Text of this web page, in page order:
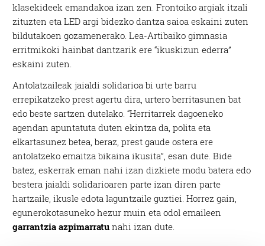
klasekideek emandakoa izan zen. Frontoiko argiak itzali
zituzten eta LED argi bidezko dantza saioa eskaini zuten
bildutakoen gozamenerako. Lea-Artibaiko gimnasia
erritmikoki hainbat dantzarik ere “ikuskizun ederra”
eskaini zuten.
Antolatzaileak jaialdi solidarioa bi urte barru
errepikatzeko prest agertu dira, urtero berritasunen bat
edo beste sartzen dutelako. “Herritarrek dagoeneko
agendan apuntatuta duten ekintza da, polita eta
elkartasunez betea, beraz, prest gaude ostera ere
antolatzeko emaitza bikaina ikusita”, esan dute. Bide
batez, eskerrak eman nahi izan dizkiete modu batera edo
bestera jaialdi solidarioaren parte izan diren parte
hartzaile, ikusle edota laguntzaile guztiei. Horrez gain,
egunerokotasuneko hezur muin eta odol emaileen
garrantzia azpimarratu nahi izan dute.